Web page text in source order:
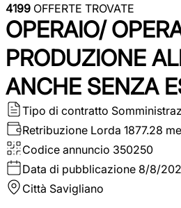
4199 OFFERTE TROVATE
OPERAIO/
PRODUZIONE
ANCHE SENZA
Tipo di contratto
Retribuzione Lorda 1877.28
Codice annuncio 350250
Data di pubblicazione 8/8/
Città Savigliano